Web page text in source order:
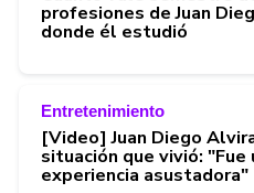
profesiones de Juan
donde él estudió
Entretenimiento
[Video] Juan Diego
situación que vivió: "Fue
experiencia asustadora"